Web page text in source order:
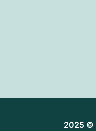
2025 ©